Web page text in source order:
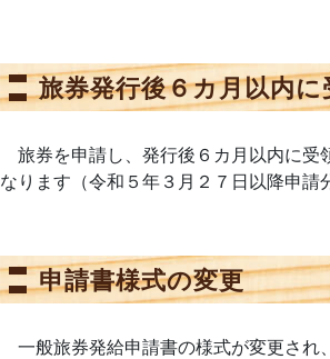
旅券発行後６カ月以内
旅券を申請し、発行後６カ月以内に受
なります（令和５年３月２７日以降申請
申請書様式の変更
一般旅券発給申請書の様式が変更され